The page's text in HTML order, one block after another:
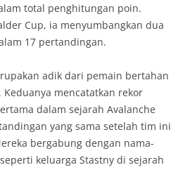
total penghitungan poin.
Cup, ia menyumbangkan dua
17 pertandingan.
adik dari pemain bertahan
Keduanya mencatatkan rekor
dalam sejarah Avalanche
yang sama setelah tim ini
bergabung dengan nama-
keluarga Stastny di sejarah